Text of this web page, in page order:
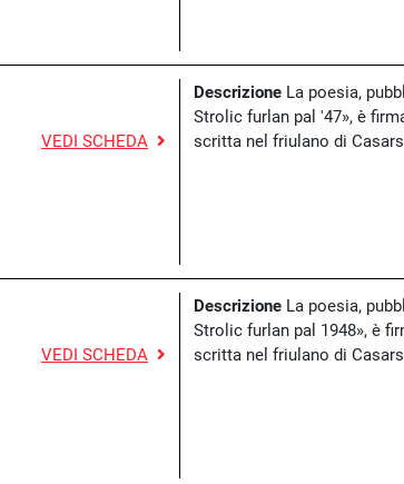
VEDI SCHEDA
Descrizione La poesia,
Strolic furlan pal '47», è
scritta nel friulano di
VEDI SCHEDA
Descrizione La poesia,
Strolic furlan pal 1948», è
scritta nel friulano di